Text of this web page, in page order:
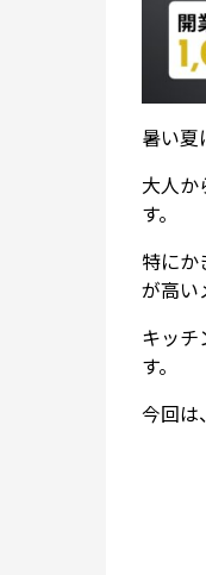
暑い夏
大人か
す。
特にか
が高い
キッチ
す。
今回は